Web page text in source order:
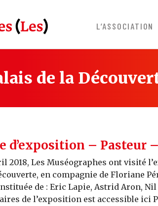
L’ASSOCIATION
de la
d’exposition – Pasteur
2018, Les Muséographes ont visité
en compagnie de Floriane
de : Eric Lapie, Astrid Aron,
de l’exposition est accessible ici